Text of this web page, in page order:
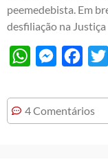
peemedebista. Em
desfiliação na Justiça
WhatsAppMessenger
4 Comentários